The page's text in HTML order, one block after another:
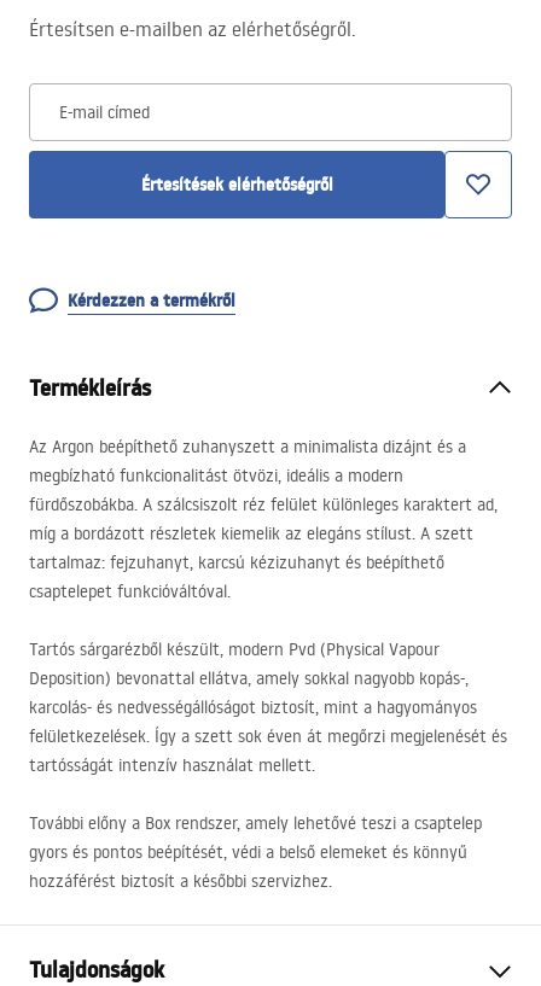
Értesítsen e-mailben az elérhetőségről.
E-mail címed
Értesítések elérhetőségről
Kérdezzen a termékről
Termékleírás
Az Argon beépíthető zuhanyszett a minimalista dizájnt és a
megbízható funkcionalitást ötvözi, ideális a modern
fürdőszobákba. A szálcsiszolt réz felület különleges karaktert ad,
míg a bordázott részletek kiemelik az elegáns stílust. A szett
tartalmaz: fejzuhanyt, karcsú kézizuhanyt és beépíthető
csaptelepet funkcióváltóval.
Tartós sárgarézből készült, modern Pvd (Physical Vapour
Deposition) bevonattal ellátva, amely sokkal nagyobb kopás-,
karcolás- és nedvességállóságot biztosít, mint a hagyományos
felületkezelések. Így a szett sok éven át megőrzi megjelenését és
tartósságát intenzív használat mellett.
További előny a Box rendszer, amely lehetővé teszi a csaptelep
gyors és pontos beépítését, védi a belső elemeket és könnyű
hozzáférést biztosít a későbbi szervizhez.
Tulajdonságok